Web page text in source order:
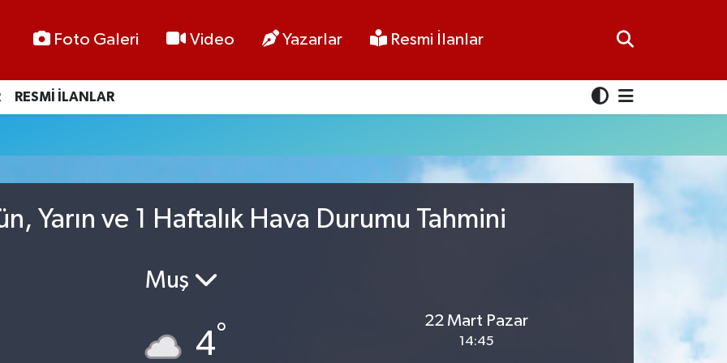
Foto Galeri Video Yazarlar Resmi İlanlar
RESMİ İLANLAR
Yarın ve 1 Haftalık Hava Durumu Tahmini
Muş
4°
22 Mart Pazar
14:45